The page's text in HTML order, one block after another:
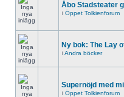
Åbo Stadsteater
i Öppet Tolkienforum
Ny bok: The Lay
iAndra böcker
Supernöjd med
i Öppet Tolkienforum